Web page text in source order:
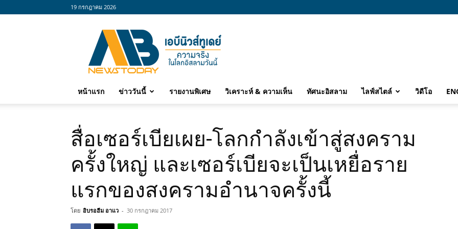
19 กรกฎาคม 2026
abnewstoday
หน้าแรก ข่าววันนี้ รายงานพิเศษ วิเคราะห์ & ความเห็น ทัศนะอิสลาม ไลฟ์สไตล์ วิดีโอ
สื่อเซอร์เบียเผย-โลกกำลังเข้าสู่สงคราม
ครั้งใหญ่ และเซอร์เบียจะเป็นเหยื่อราย
แรกของสงครามอำนาจครั้งนี้
โดย อิบรอฮีม อาแว - 30 กรกฎาคม 2017